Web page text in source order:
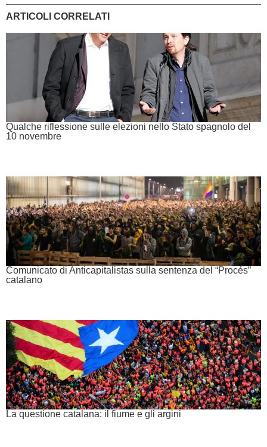
ARTICOLI CORRELATI
Qualche riflessione sulle elezioni nello Stato spagnolo del
10 novembre
Comunicato di Anticapitalistas sulla sentenza del “Procés”
catalano
La questione catalana: il fiume e gli argini